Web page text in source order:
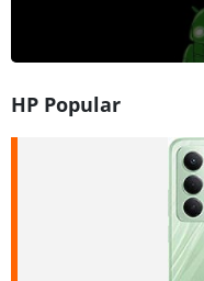
HP Popular